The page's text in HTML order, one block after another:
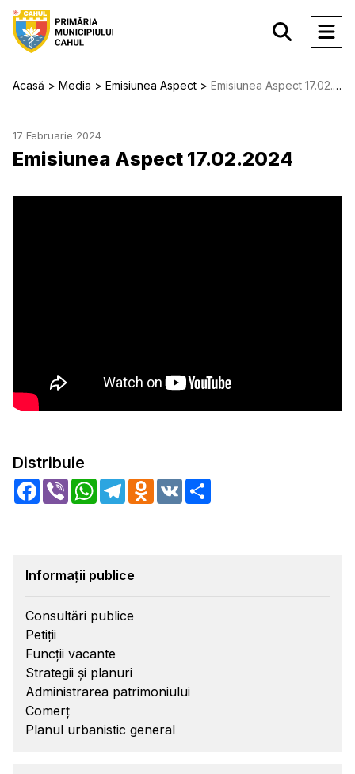
Acasă Media Emisiunea Aspect Emisiunea Aspect 17.02.2024
17 Februarie 2024
Emisiunea Aspect 17.02.2024
Distribuie
Facebook
Viber WhatsApp
TelegramOdnoklassniki
VK
Informații publice
Consultări publice
Petiții
Funcții vacante
Strategii și planuri
Administrarea patrimoniului
Comerț
Planul urbanistic general